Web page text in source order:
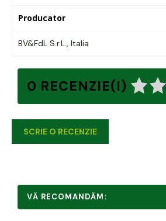
Producator
BV&FdL S.r.L., Italia
0 RECENZIE(I)
SCRIE O RECENZIE
VĂ RECOMANDĂM: